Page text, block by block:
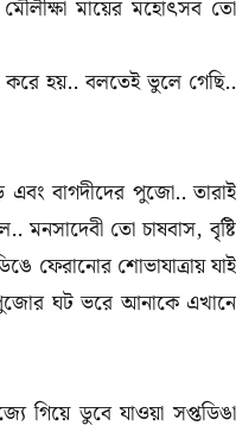
মায়ের মহোৎসব তো
হয়.. বলতেই ভুলে গেছি..
বাগদীদের পুজো.. তারাই
তো চাষবাস, বৃষ্টি
ফেরানোর শোভাযাত্রায় যাই
ঘট ভরে আনাকে এখানে
গিয়ে ডুবে যাওয়া সপ্তডিঙা